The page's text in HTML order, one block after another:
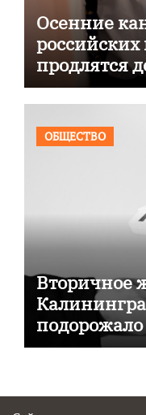
Осенние
продлятся
ОБЩЕСТВО
Вторичное
подорожало